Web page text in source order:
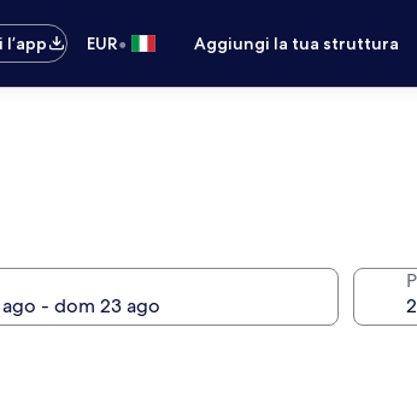
EUR• Aggiungi la tua struttura